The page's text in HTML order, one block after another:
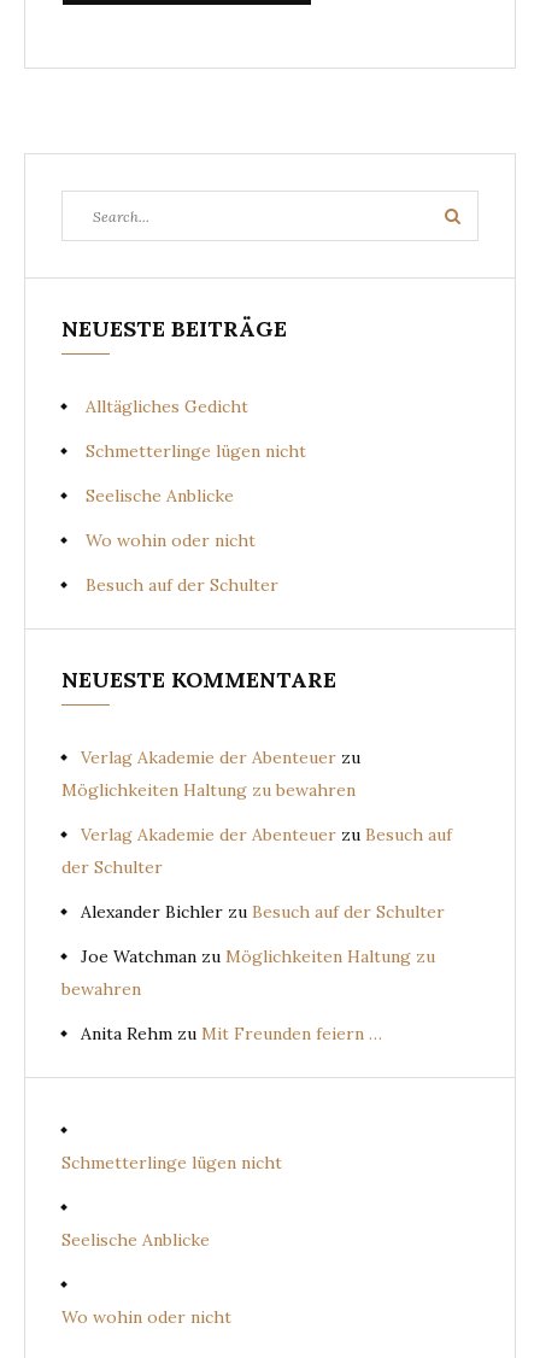
for:
Search
NEUESTE BEITRÄGE
Alltägliches Gedicht
Schmetterlinge lügen nicht
Seelische Anblicke
Wo wohin oder nicht
Besuch auf der Schulter
NEUESTE KOMMENTARE
Verlag Akademie der Abenteuer zu
Möglichkeiten Haltung zu bewahren
Verlag Akademie der Abenteuer zu Besuch auf
der Schulter
Alexander Bichler zu Besuch auf der Schulter
Joe Watchman zu Möglichkeiten Haltung zu
bewahren
Anita Rehm zu Mit Freunden feiern …
Schmetterlinge lügen nicht
Seelische Anblicke
Wo wohin oder nicht